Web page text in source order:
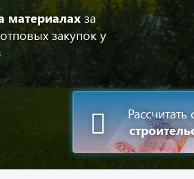
материалахза
закупок у
Рассчитать